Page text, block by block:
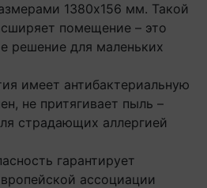
1380х156 мм. Такой
помещение – это
решение для маленьких
имеет антибактериальную
не притягивает пыль –
страдающих аллергией
гарантирует
ассоциации